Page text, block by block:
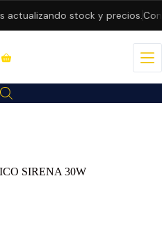
stock y precios.
SIRENA 30W